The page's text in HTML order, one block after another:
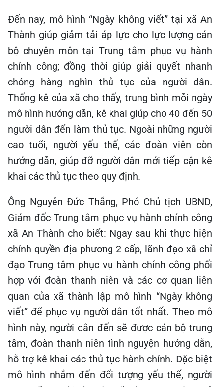
Đến nay, mô hình “Ngày không viết” tại xã An
Thành giúp giảm tải áp lực cho lực lượng cán
bộ chuyên môn tại Trung tâm phục vụ hành
chính công; đồng thời giúp giải quyết nhanh
chóng hàng nghìn thủ tục của người dân.
Thống kê của xã cho thấy, trung bình mỗi ngày
mô hình hướng dẫn, kê khai giúp cho 40 đến 50
người dân đến làm thủ tục. Ngoài những người
cao tuổi, người yếu thế, các đoàn viên còn
hướng dẫn, giúp đỡ người dân mới tiếp cận kê
khai các thủ tục theo quy định.
Ông Nguyễn Đức Thắng, Phó Chủ tịch UBND,
Giám đốc Trung tâm phục vụ hành chính công
xã An Thành cho biết: Ngay sau khi thực hiện
chính quyền địa phương 2 cấp, lãnh đạo xã chỉ
đạo Trung tâm phục vụ hành chính công phối
hợp với đoàn thanh niên và các cơ quan liên
quan của xã thành lập mô hình “Ngày không
viết” để phục vụ người dân tốt nhất. Theo mô
hình này, người dân đến sẽ được cán bộ trung
tâm, đoàn thanh niên tình nguyện hướng dẫn,
hỗ trợ kê khai các thủ tục hành chính. Đặc biệt
mô hình nhắm đến đối tượng yếu thế, người